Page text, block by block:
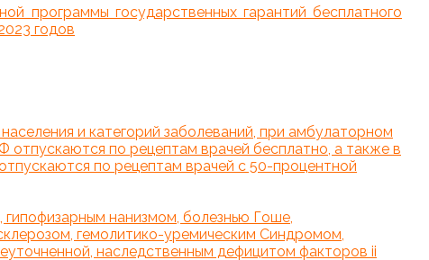
программы государственных гарантий бесплатного
годов
и категорий заболеваний, при амбулаторном
отпускаются по рецептам врачей бесплатно, а также в
по рецептам врачей с 50-процентной
гипофизарным нанизмом, болезнью Гоше,
гемолитико-уремическим Синдромом,
наследственным дефицитом факторов ii